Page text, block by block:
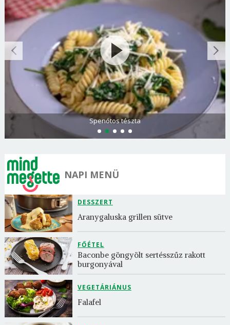
Görögdinnye-limonádé
NAPI MENÜ
DESSZERT
Aranygaluska grillen sütve
FŐÉTEL
Baconbe göngyölt sertésszűz rakott
burgonyával
VEGETÁRIÁNUS
Falafel